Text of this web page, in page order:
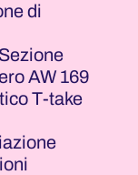
di
AW 169
T-take